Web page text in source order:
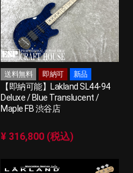
送料無料 即納可 新品
【即納可能】Lakland SL44-94
Deluxe / Blue Translucent /
Maple FB 渋谷店
¥ 316,800 (税込)